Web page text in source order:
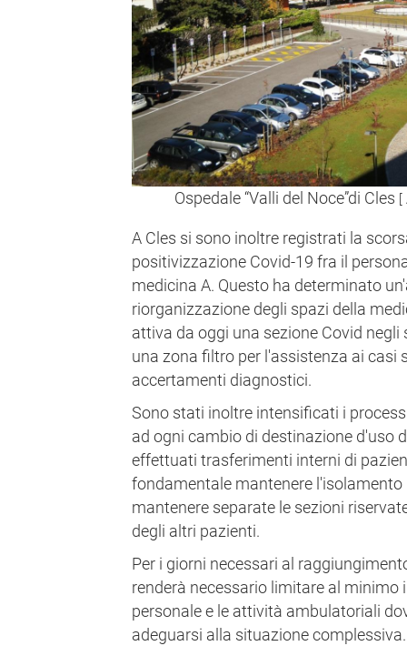
Ospedale “Valli del Noce”di Cles [
A Cles si sono inoltre registrati la
positivizzazione Covid-19 fra il
medicina A. Questo ha determinato
riorganizzazione degli spazi della
attiva da oggi una sezione Covid negli
una zona filtro per l'assistenza ai casi
accertamenti diagnostici.
Sono stati inoltre intensificati i
ad ogni cambio di destinazione d'uso
effettuati trasferimenti interni di
fondamentale mantenere l'isolamento
mantenere separate le sezioni
degli altri pazienti.
Per i giorni necessari al
renderà necessario limitare al minimo
personale e le attività ambulatoriali
adeguarsi alla situazione complessiva.